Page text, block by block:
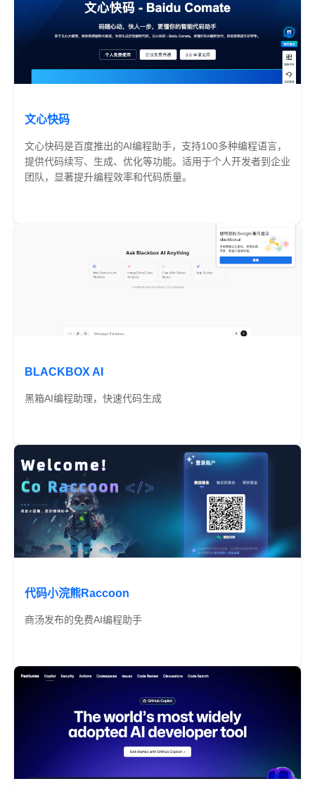
文心快码
文心快码是百度推出的AI编程助手，支持100多种编程语言，
提供代码续写、生成、优化等功能。适用于个人开发者到企业
团队，显著提升编程效率和代码质量。
BLACKBOX AI
黑箱AI编程助理，快速代码生成
代码小浣熊Raccoon
商汤发布的免费AI编程助手